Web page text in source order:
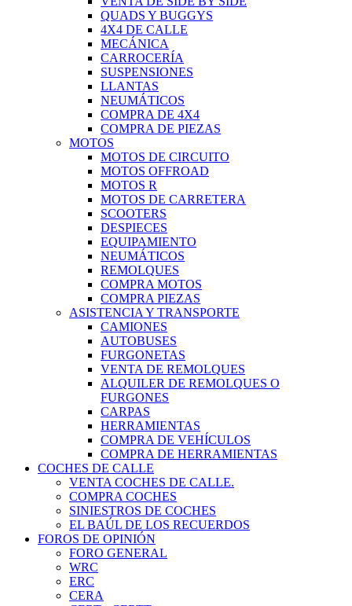
QUADS Y BUGGYS
4X4 DE CALLE
MECÁNICA
CARROCERÍA
SUSPENSIONES
LLANTAS
NEUMÁTICOS
COMPRA DE 4X4
COMPRA DE PIEZAS
MOTOS
MOTOS DE CIRCUITO
MOTOS OFFROAD
MOTOS R
MOTOS DE CARRETERA
SCOOTERS
DESPIECES
EQUIPAMIENTO
NEUMÁTICOS
REMOLQUES
COMPRA MOTOS
COMPRA PIEZAS
ASISTENCIA Y TRANSPORTE
CAMIONES
AUTOBUSES
FURGONETAS
VENTA DE REMOLQUES
ALQUILER DE REMOLQUES O
FURGONES
CARPAS
HERRAMIENTAS
COMPRA DE VEHÍCULOS
COMPRA DE HERRAMIENTAS
COCHES DE CALLE
VENTA COCHES DE CALLE.
COMPRA COCHES
SINIESTROS DE COCHES
EL BAÚL DE LOS RECUERDOS
FOROS DE OPINIÓN
FORO GENERAL
WRC
ERC
CERA